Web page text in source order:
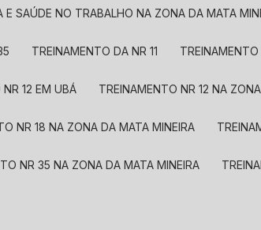
E SAÚDE NO TRABALHO NA ZONA DA MATA
TREINAMENTO DA NR 11
NR 12 EM UBÁ TREINAMENTO NR 12 NA
NR 18 NA ZONA DA MATA MINEIRA
NR 35 NA ZONA DA MATA MINEIRA